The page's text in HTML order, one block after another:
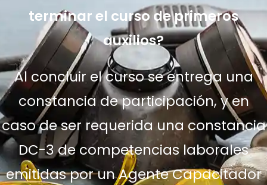
terminar el curso de primeros
auxilios?
Al concluir el curso se entrega una
constancia de participación, y en
caso de ser requerida una constancia
DC-3 de competencias laborales
emitidas por un Agente Capacitador